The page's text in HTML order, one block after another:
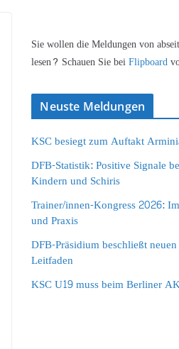
Sie wollen die Meldungen von
lesen? Schauen Sie beiFlipboard
Neuste Meldungen
KSC besiegt zum Auftakt
DFB-Statistik: Positive Signale
Kindern und Schiris
Trainer/innen-Kongress 2026:
und Praxis
DFB-Präsidium beschließt
Leitfaden
KSC U19 muss beim Berliner